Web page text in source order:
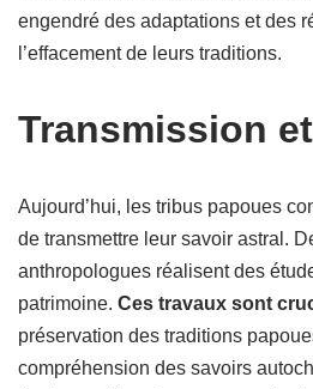
engendré des adaptations et des
l’effacement de leurs traditions.
Transmission
Aujourd’hui, les tribus papoues
de transmettre leur savoir astral.
anthropologues réalisent des
patrimoine. Ces travaux sont
préservation des traditions
compréhension des savoirs